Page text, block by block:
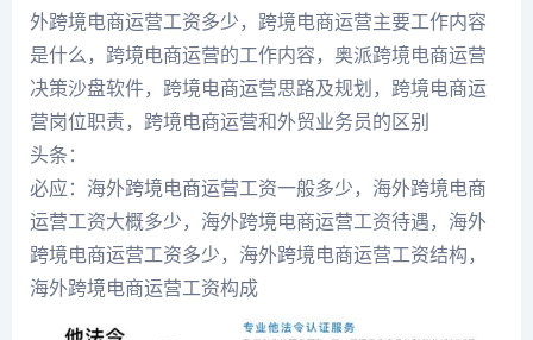
外跨境电商运营工资多少，跨境电商运营主要工作内容
是什么，跨境电商运营的工作内容，奥派跨境电商运营
决策沙盘软件，跨境电商运营思路及规划，跨境电商运
营岗位职责，跨境电商运营和外贸业务员的区别
头条：
必应：海外跨境电商运营工资一般多少，海外跨境电商
运营工资大概多少，海外跨境电商运营工资待遇，海外
跨境电商运营工资多少，海外跨境电商运营工资结构，
海外跨境电商运营工资构成